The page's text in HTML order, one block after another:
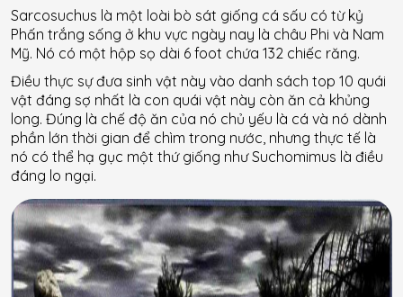
Sarcosuchus là một loài bò sát giống cá sấu có từ kỷ
Phấn trắng sống ở khu vực ngày nay là châu Phi và Nam
Mỹ. Nó có một hộp sọ dài 6 foot chứa 132 chiếc răng.
Điều thực sự đưa sinh vật này vào danh sách top 10 quái
vật đáng sợ nhất là con quái vật này còn ăn cả khủng
long. Đúng là chế độ ăn của nó chủ yếu là cá và nó dành
phần lớn thời gian để chìm trong nước, nhưng thực tế là
nó có thể hạ gục một thứ giống như Suchomimus là điều
đáng lo ngại.